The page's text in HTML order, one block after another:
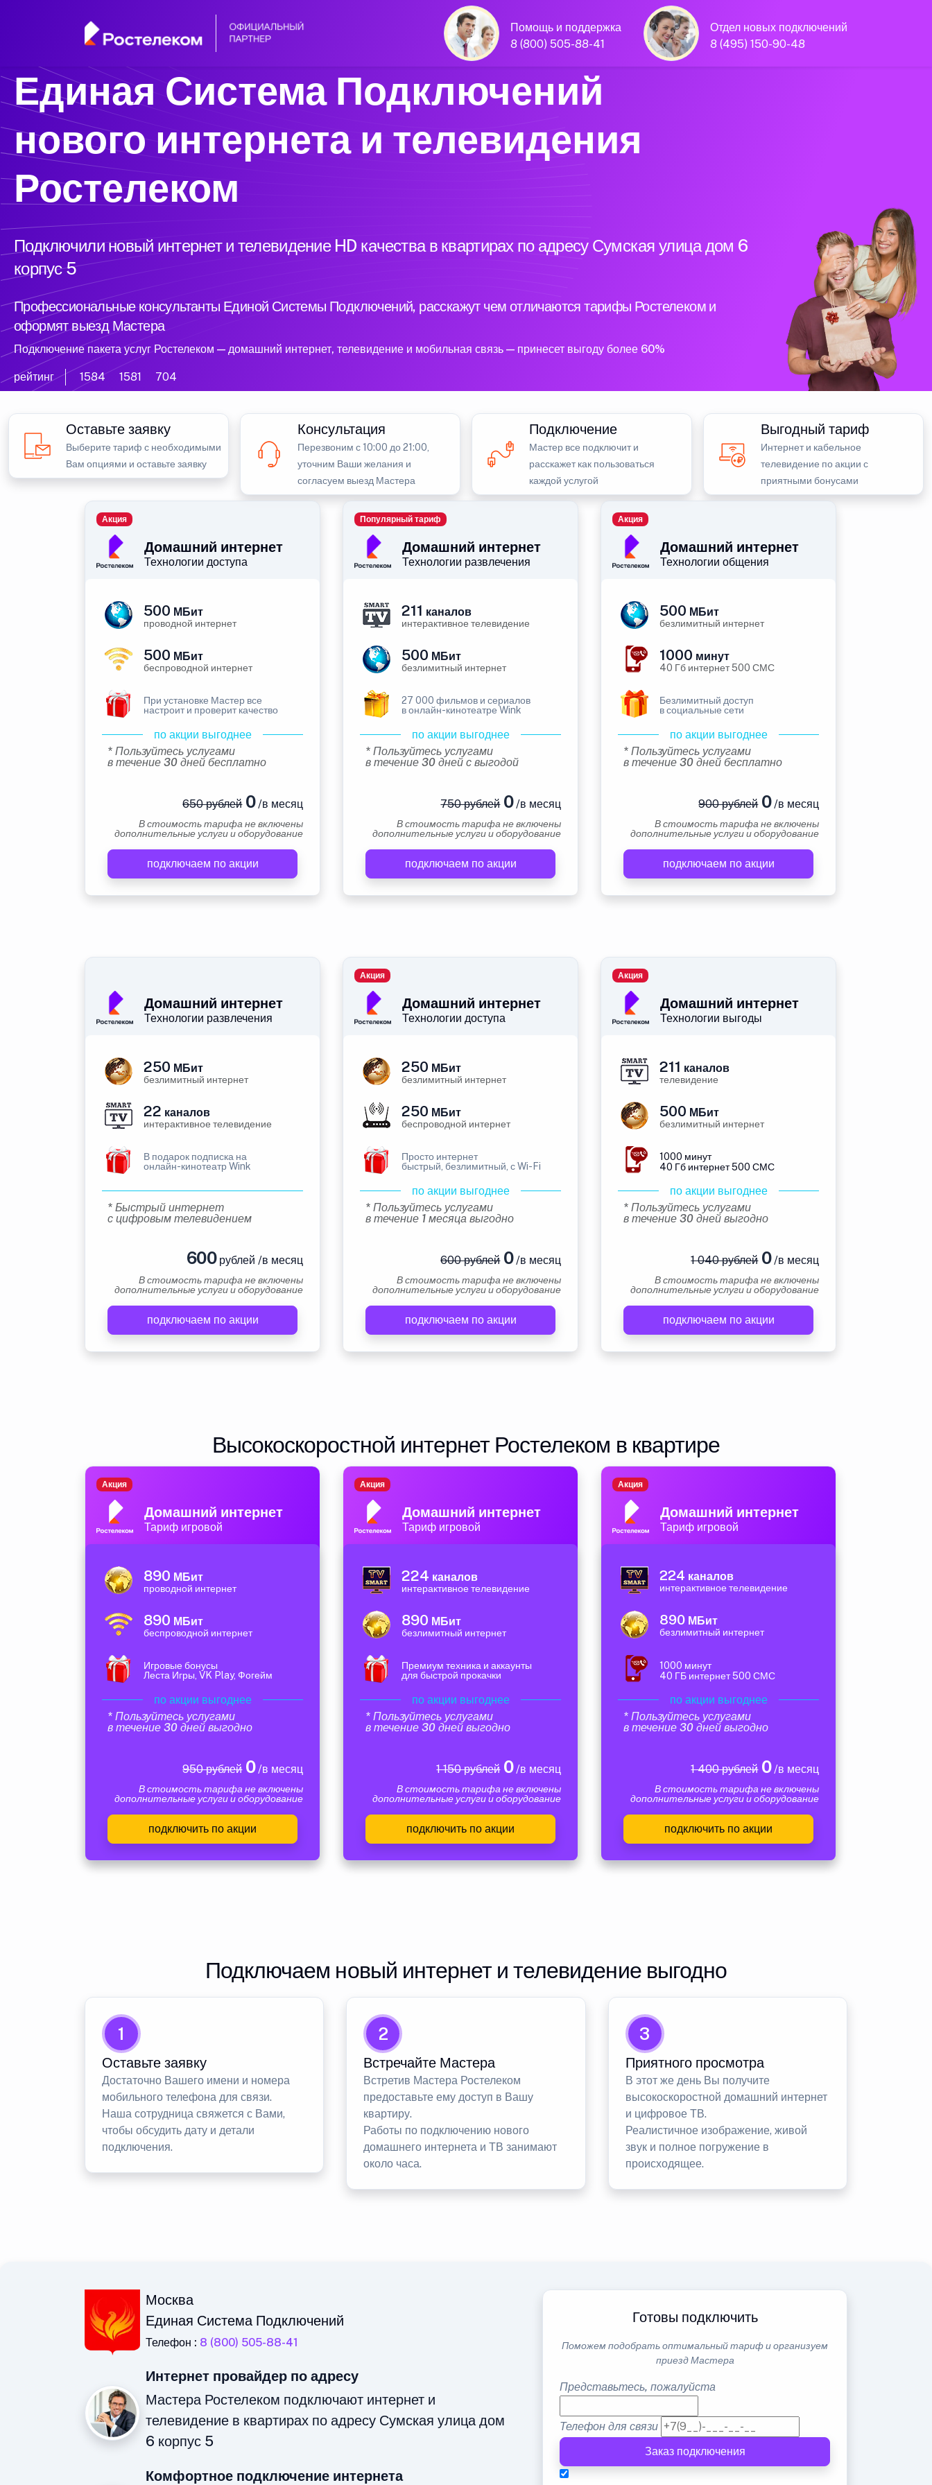
Помощь и поддержка
8 (800) 505-88-41
Отдел новых подключений
8 (495) 150-90-48
Единая Система Подключений
нового интернета и телевидения
Ростелеком
Подключили новый интернет и телевидение HD качества в квартирах по адресу Сумская улица дом 6
корпус 5
Профессиональные консультанты Единой Системы Подключений, расскажут чем отличаются тарифы Ростелеком и
оформят выезд Мастера
Подключение пакета услуг Ростелеком — домашний интернет, телевидение и мобильная связь — принесет выгоду более 60%
рейтинг 1584 1581 704
Оставьте заявку
Выберите тариф с необходимыми
Вам опциями и оставьте заявку
Консультация
Перезвоним с 10:00 до 21:00,
уточним Ваши желания и
согласуем выезд Мастера
Подключение
Мастер все подключит и
расскажет как пользоваться
каждой услугой
Выгодный тариф
Интернет и кабельное
телевидение по акции с
приятными бонусами
Домашний интернет
Технологии доступа
Акция
500 МБит
проводной интернет
500 МБит
беспроводной интернет
При установке Мастер все
настроит и проверит качество
по акции выгоднее
* Пользуйтесь услугами
в течение 30 дней бесплатно
650 рублей0/в месяц
В стоимость тарифа не включены
дополнительные услуги и оборудование
подключаем по акции
Домашний интернет
Технологии развлечения
Популярный тариф
211 каналов
интерактивное телевидение
500 МБит
безлимитный интернет
27 000 фильмов и сериалов
в онлайн-кинотеатре Wink
по акции выгоднее
* Пользуйтесь услугами
в течение 30 дней с выгодой
750 рублей0/в месяц
В стоимость тарифа не включены
дополнительные услуги и оборудование
подключаем по акции
Домашний интернет
Технологии общения
Акция
500 МБит
безлимитный интернет
1000 минут
40 Гб интернет 500 СМС
Безлимитный доступ
в социальные сети
по акции выгоднее
* Пользуйтесь услугами
в течение 30 дней бесплатно
900 рублей0/в месяц
В стоимость тарифа не включены
дополнительные услуги и оборудование
подключаем по акции
Домашний интернет
Технологии развлечения
250 МБит
безлимитный интернет
22 каналов
интерактивное телевидение
В подарок подписка на
онлайн-кинотеатр Wink
* Быстрый интернет
с цифровым телевидением
600рублей /в месяц
В стоимость тарифа не включены
дополнительные услуги и оборудование
подключаем по акции
Домашний интернет
Технологии доступа
Акция
250 МБит
безлимитный интернет
250 МБит
беспроводной интернет
Просто интернет
быстрый, безлимитный, с Wi-Fi
по акции выгоднее
* Пользуйтесь услугами
в течение 1 месяца выгодно
600 рублей0/в месяц
В стоимость тарифа не включены
дополнительные услуги и оборудование
подключаем по акции
Домашний интернет
Технологии выгоды
Акция
211 каналов
телевидение
500 МБит
безлимитный интернет
1000 минут
40 Гб интернет 500 СМС
по акции выгоднее
* Пользуйтесь услугами
в течение 30 дней выгодно
1 040 рублей0/в месяц
В стоимость тарифа не включены
дополнительные услуги и оборудование
подключаем по акции
Высокоскоростной интернет Ростелеком в квартире
Домашний интернет
Тариф игровой
Акция
890 МБит
проводной интернет
890 МБит
беспроводной интернет
Игровые бонусы
Леста Игры, VK Play, Фогейм
по акции выгоднее
* Пользуйтесь услугами
в течение 30 дней выгодно
950 рублей0/в месяц
В стоимость тарифа не включены
дополнительные услуги и оборудование
подключить по акции
Домашний интернет
Тариф игровой
Акция
224 каналов
интерактивное телевидение
890 МБит
безлимитный интернет
Премиум техника и аккаунты
для быстрой прокачки
по акции выгоднее
* Пользуйтесь услугами
в течение 30 дней выгодно
1 150 рублей0/в месяц
В стоимость тарифа не включены
дополнительные услуги и оборудование
подключить по акции
Домашний интернет
Тариф игровой
Акция
224 каналов
интерактивное телевидение
890 МБит
безлимитный интернет
1000 минут
40 ГБ интернет 500 СМС
по акции выгоднее
* Пользуйтесь услугами
в течение 30 дней выгодно
1 400 рублей0/в месяц
В стоимость тарифа не включены
дополнительные услуги и оборудование
подключить по акции
Подключаем новый интернет и телевидение выгодно
1
Оставьте заявку
Достаточно Вашего имени и номера
мобильного телефона для связи.
Наша сотрудница свяжется с Вами,
чтобы обсудить дату и детали
подключения.
2
Встречайте Мастера
Встретив Мастера Ростелеком
предоставьте ему доступ в Вашу
квартиру.
Работы по подключению нового
домашнего интернета и ТВ занимают
около часа.
3
Приятного просмотра
В этот же день Вы получите
высокоскоростной домашний интернет
и цифровое ТВ.
Реалистичное изображение, живой
звук и полное погружение в
происходящее.
Москва
Единая Система Подключений
Телефон : 8 (800) 505-88-41
Интернет провайдер по адресу
Мастера Ростелеком подключают интернет и
телевидение в квартирах по адресу Сумская улица дом
6 корпус 5
Комфортное подключение интернета
Готовы подключить
Поможем подобрать оптимальный тариф и организуем
приезд Мастера
Представьтесь, пожалуйста
Телефон для связи
Заказ подключения